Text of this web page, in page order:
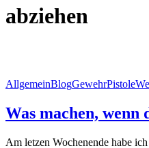
abziehen
AllgemeinBlogGewehrPistole
Was machen,
Am letzen Wochenende habe